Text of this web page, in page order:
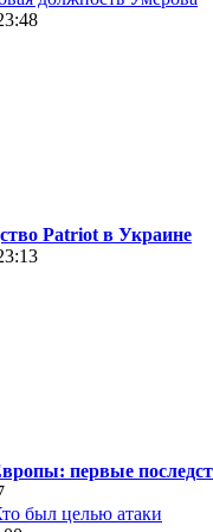
Patriot в Украине
первые
был целью атаки